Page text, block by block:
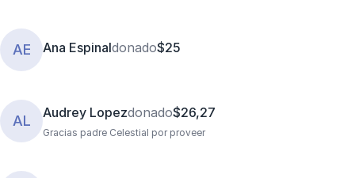
AE Ana Espinaldonado$25
AL Audrey Lopezdonado$26,27
Gracias padre Celestial por proveer